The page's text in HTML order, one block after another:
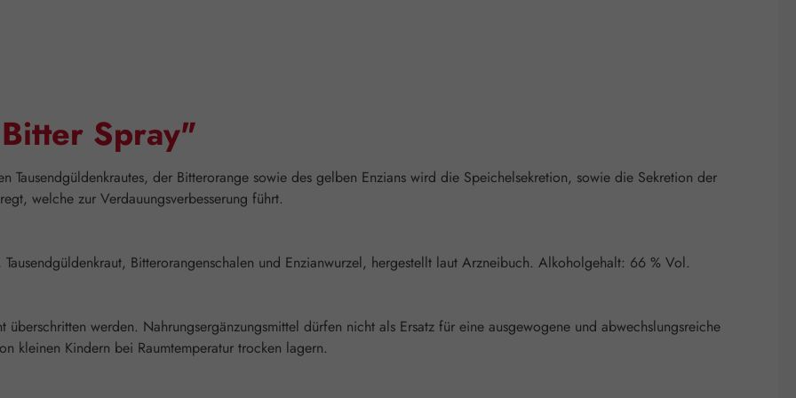
Spray"
Tausendgüldenkrautes, der Bitterorange sowie des gelben Enzians wird die Speichelsekretion, sowie die Sekretion der
welche zur Verdauungsverbesserung führt.
Bitterorangenschalen und Enzianwurzel, hergestellt laut Arzneibuch. Alkoholgehalt: 66 % Vol.
werden. Nahrungsergänzungsmittel dürfen nicht als Ersatz für eine ausgewogene und abwechslungsreiche
kleinen Kindern bei Raumtemperatur trocken lagern.